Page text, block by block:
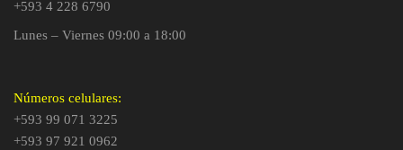
+593 4 228 6790
Lunes – Viernes 09:00 a 18:00
Números celulares:
+593 99 071 3225
+593 97 921 0962